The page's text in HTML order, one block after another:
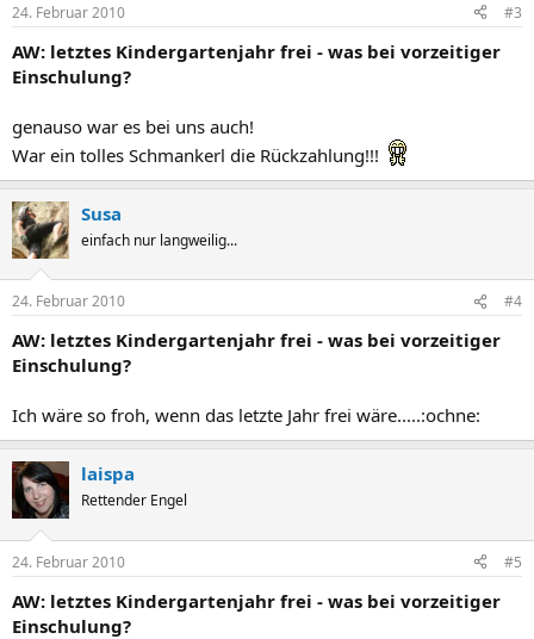
24. Februar 2010 #3
AW: letztes Kindergartenjahr frei - was bei vorzeitiger
Einschulung?
genauso war es bei uns auch!
War ein tolles Schmankerl die Rückzahlung!!!
Susa
einfach nur langweilig...
24. Februar 2010 #4
AW: letztes Kindergartenjahr frei - was bei vorzeitiger
Einschulung?
Ich wäre so froh, wenn das letzte Jahr frei wäre.....:ochne:
laispa
Rettender Engel
24. Februar 2010 #5
AW: letztes Kindergartenjahr frei - was bei vorzeitiger
Einschulung?